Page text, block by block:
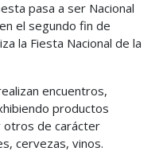
pasa a ser Nacional
el segundo fin de
la Fiesta Nacional de la
encuentros,
productos
otros de carácter
cervezas, vinos.